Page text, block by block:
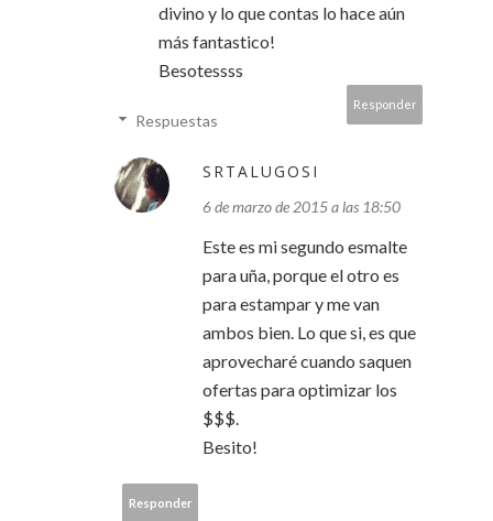
divino y lo que contas lo hace aún
más fantastico!
Besotessss
Responder
Respuestas
SRTALUGOSI
6 de marzo de 2015 a las 18:50
Este es mi segundo esmalte
para uña, porque el otro es
para estampar y me van
ambos bien. Lo que si, es que
aprovecharé cuando saquen
ofertas para optimizar los
$$$.
Besito!
Responder